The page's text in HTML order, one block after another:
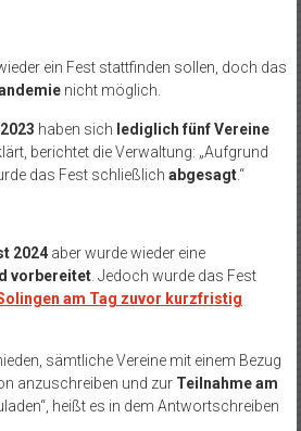
ein Fest stattfinden sollen, doch das
nicht möglich.
2023 haben sich lediglich fünf Vereine
berichtet die Verwaltung: „Aufgrund
das Fest schließlich abgesagt.“
2024aber wurde wieder eine
vorbereitet. Jedoch wurde das Fest
am Tag zuvor kurzfristig
sämtliche Vereine mit einem Bezug
anzuschreiben und zur Teilnahme am
heißt es in dem Antwortschreiben